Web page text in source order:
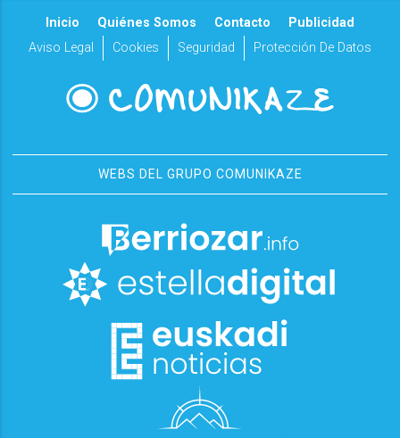
Inicio Quiénes Somos Contacto
Publicidad
Aviso Legal
Cookies Seguridad Protección De Datos
WEBS DEL GRUPO COMUNIKAZE